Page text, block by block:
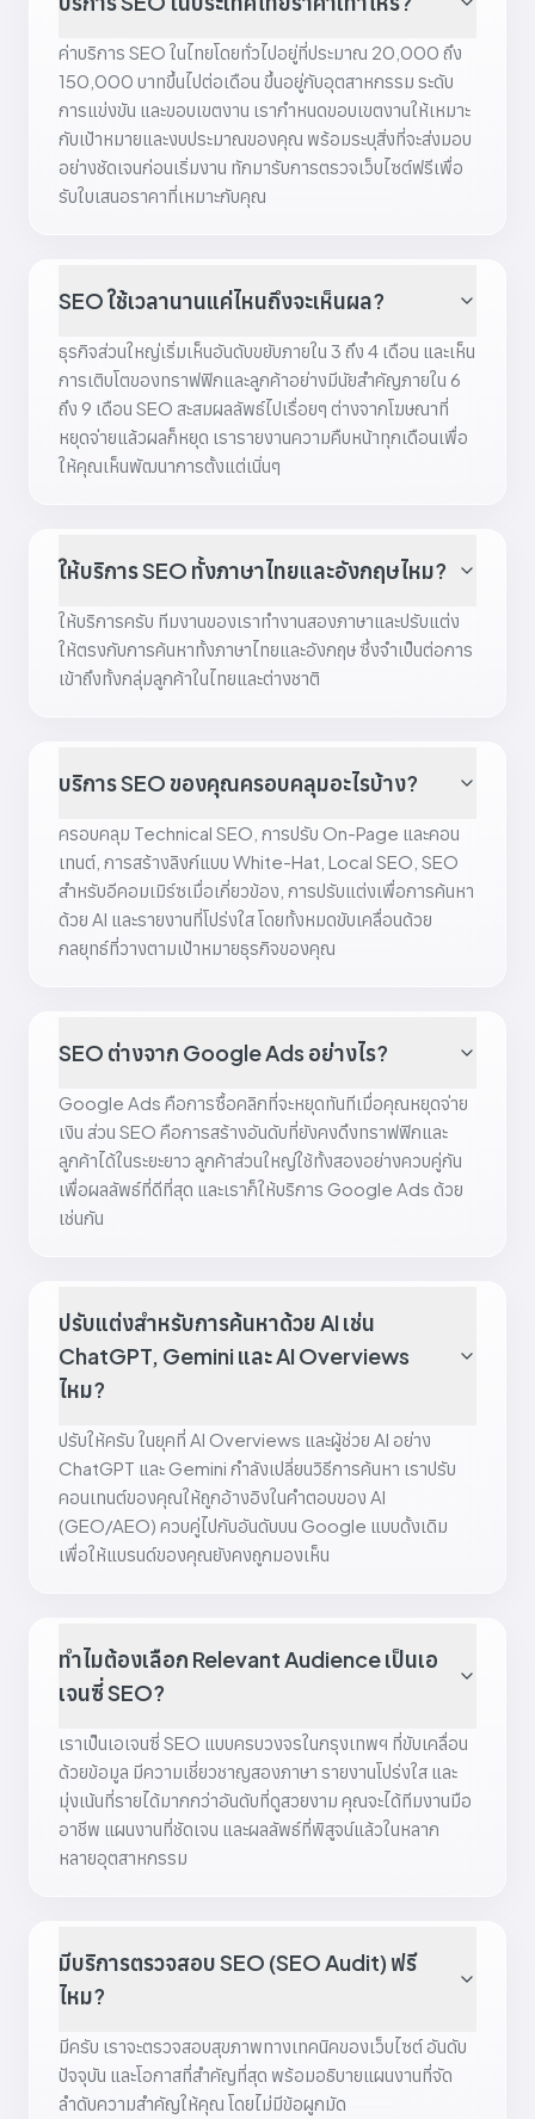
ค่าบริการ SEO ในไทยโดยทั่วไปอยู่ที่ประมาณ 20,000 ถึง
150,000 บาทขึ้นไปต่อเดือน ขึ้นอยู่กับอุตสาหกรรม ระดับ
การแข่งขัน และขอบเขตงาน เรากำหนดขอบเขตงานให้เหมาะ
กับเป้าหมายและงบประมาณของคุณ พร้อมระบุสิ่งที่จะส่งมอบ
อย่างชัดเจนก่อนเริ่มงาน ทักมารับการตรวจเว็บไซต์ฟรีเพื่อ
รับใบเสนอราคาที่เหมาะกับคุณ
SEO ใช้เวลานานแค่ไหนถึงจะเห็นผล?
ธุรกิจส่วนใหญ่เริ่มเห็นอันดับขยับภายใน 3 ถึง 4 เดือน และเห็น
การเติบโตของทราฟฟิกและลูกค้าอย่างมีนัยสำคัญภายใน 6
ถึง 9 เดือน SEO สะสมผลลัพธ์ไปเรื่อยๆ ต่างจากโฆษณาที่
หยุดจ่ายแล้วผลก็หยุด เรารายงานความคืบหน้าทุกเดือนเพื่อ
ให้คุณเห็นพัฒนาการตั้งแต่เนิ่นๆ
ให้บริการ SEO ทั้งภาษาไทยและอังกฤษไหม?
ให้บริการครับ ทีมงานของเราทำงานสองภาษาและปรับแต่ง
ให้ตรงกับการค้นหาทั้งภาษาไทยและอังกฤษ ซึ่งจำเป็นต่อการ
เข้าถึงทั้งกลุ่มลูกค้าในไทยและต่างชาติ
บริการ SEO ของคุณครอบคลุมอะไรบ้าง?
ครอบคลุม Technical SEO, การปรับ On-Page และคอน
เทนต์, การสร้างลิงก์แบบ White-Hat, Local SEO, SEO
สำหรับอีคอมเมิร์ซเมื่อเกี่ยวข้อง, การปรับแต่งเพื่อการค้นหา
ด้วย AI และรายงานที่โปร่งใส โดยทั้งหมดขับเคลื่อนด้วย
กลยุทธ์ที่วางตามเป้าหมายธุรกิจของคุณ
SEO ต่างจาก Google Ads อย่างไร?
Google Ads คือการซื้อคลิกที่จะหยุดทันทีเมื่อคุณหยุดจ่าย
เงิน ส่วน SEO คือการสร้างอันดับที่ยังคงดึงทราฟฟิกและ
ลูกค้าได้ในระยะยาว ลูกค้าส่วนใหญ่ใช้ทั้งสองอย่างควบคู่กัน
เพื่อผลลัพธ์ที่ดีที่สุด และเราก็ให้บริการ Google Ads ด้วย
เช่นกัน
ปรับแต่งสำหรับการค้นหาด้วย AI เช่น
ChatGPT, Gemini และ AI Overviews
ไหม?
ปรับให้ครับ ในยุคที่ AI Overviews และผู้ช่วย AI อย่าง
ChatGPT และ Gemini กำลังเปลี่ยนวิธีการค้นหา เราปรับ
คอนเทนต์ของคุณให้ถูกอ้างอิงในคำตอบของ AI
(GEO/AEO) ควบคู่ไปกับอันดับบน Google แบบดั้งเดิม
เพื่อให้แบรนด์ของคุณยังคงถูกมองเห็น
ทำไมต้องเลือก Relevant Audience เป็นเอ
เจนซี่ SEO?
เราเป็นเอเจนซี่ SEO แบบครบวงจรในกรุงเทพฯ ที่ขับเคลื่อน
ด้วยข้อมูล มีความเชี่ยวชาญสองภาษา รายงานโปร่งใส และ
มุ่งเน้นที่รายได้มากกว่าอันดับที่ดูสวยงาม คุณจะได้ทีมงานมือ
อาชีพ แผนงานที่ชัดเจน และผลลัพธ์ที่พิสูจน์แล้วในหลาก
หลายอุตสาหกรรม
มีบริการตรวจสอบ SEO (SEO Audit) ฟรี
ไหม?
มีครับ เราจะตรวจสอบสุขภาพทางเทคนิคของเว็บไซต์ อันดับ
ปัจจุบัน และโอกาสที่สำคัญที่สุด พร้อมอธิบายแผนงานที่จัด
ลำดับความสำคัญให้คุณ โดยไม่มีข้อผูกมัด